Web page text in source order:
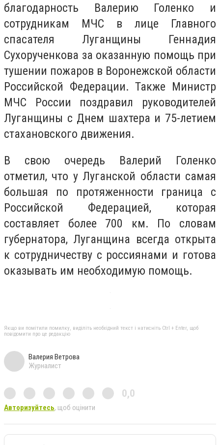
благодарность Валерию Голенко и
сотрудникам МЧС в лице Главного
спасателя Луганщины Геннадия
Сухорученкова за оказанную помощь при
тушении пожаров в Воронежской области
Российской Федерации. Также Министр
МЧС России поздравил руководителей
Луганщины с Днем шахтера и 75-летием
стахановского движения.
В свою очередь Валерий Голенко
отметил, что у Луганской области самая
большая по протяженности граница с
Российской Федерацией, которая
составляет более 700 км. По словам
губернатора, Луганщина всегда открыта
к сотрудничеству с россиянами и готова
оказывать им необходимую помощь.
Якщо ви помітили помилку, виділіть необхідний текст і натисніть Ctrl + Enter, щоб
повідомити про це редакцію
Валерия Ветрова
Журналист
0,0
Авторизуйтесь, щоб оцінити